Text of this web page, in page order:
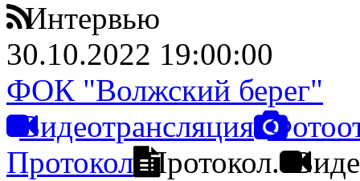
Интервью
30.10.2022 19:00:00
ФОК "Волжский берег"
Видеотрансляция
Протокол Протокол.